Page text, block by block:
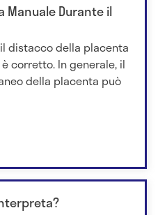
Manuale Durante il
distacco della placenta
corretto. In generale, il
della placenta può